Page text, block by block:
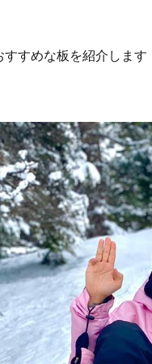
すめな板を紹介します